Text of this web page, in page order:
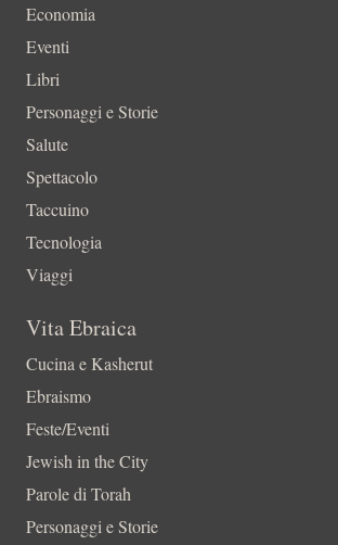
Economia
Eventi
Libri
Personaggi e Storie
Salute
Spettacolo
Taccuino
Tecnologia
Viaggi
Vita Ebraica
Cucina e Kasherut
Ebraismo
Feste/Eventi
Jewish in the City
Parole di Torah
Personaggi e Storie